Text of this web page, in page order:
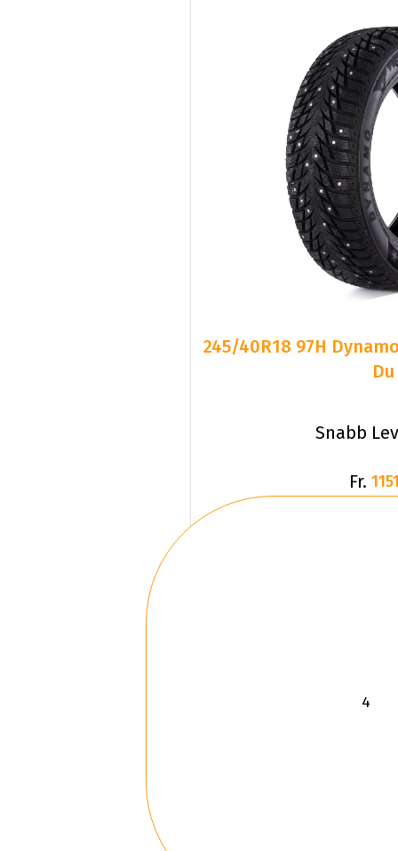
245/40R18 97H
Du
Snabb
Fr.